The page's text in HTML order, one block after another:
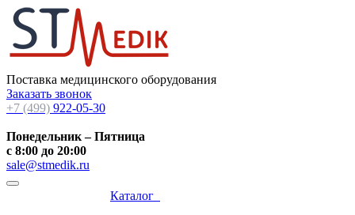
Поставка медицинского оборудования
Заказать звонок
+7 (499) 922-05-30
Понедельник – Пятница
с 8:00 до 20:00
sale@stmedik.ru
Каталог